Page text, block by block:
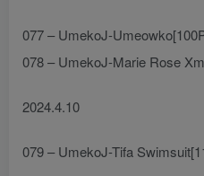
077 – UmekoJ-
078 – UmekoJ-Marie Rose
2024.4.10
079 – UmekoJ-Tifa